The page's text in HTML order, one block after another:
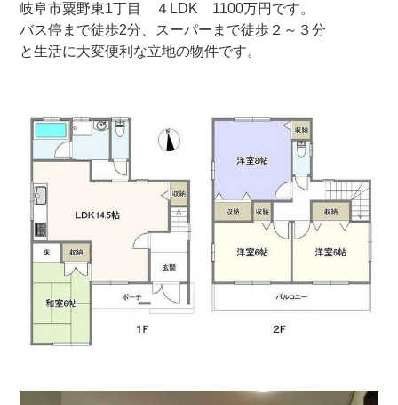
岐阜市粟野東1丁目 ４LDK 1100万円です。
バス停まで徒歩2分、スーパーまで徒歩２～３分
と生活に大変便利な立地の物件です。